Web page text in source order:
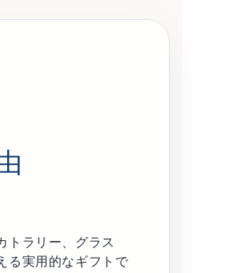
トラリー、グラス
る実用的なギフトで